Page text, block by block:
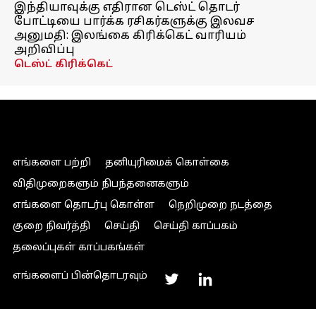
இந்தியாவுக்கு எதிரான டெஸ்ட் தொடர்
போட்டியை பார்க்க ரசிகர்களுக்கு இலவச
அனுமதி: இலங்கை கிரிக்கெட் வாரியம்
அறிவிப்பு
டெஸ்ட் கிரிக்கெட்
எங்களை பற்றி
தனியுரிமைக் கொள்கை
விதிமுறைகளும் நிபந்தனைகளும்
எங்களை தொடர்பு கொள்ள
நெறிமுறை நடத்தை
குறை நிவர்த்தி
செய்தி
செய்தி காப்பகம்
தலைப்புகள் காப்பகங்கள்
எங்களைப் பின்தொடரவும்